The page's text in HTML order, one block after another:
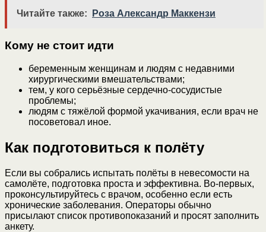
Читайте также: Роза Александр Маккензи
Кому не стоит идти
беременным женщинам и людям с недавними
хирургическими вмешательствами;
тем, у кого серьёзные сердечно-сосудистые
проблемы;
людям с тяжёлой формой укачивания, если врач не
посоветовал иное.
Как подготовиться к полёту
Если вы собрались испытать полёты в невесомости на
самолёте, подготовка проста и эффективна. Во-первых,
проконсультируйтесь с врачом, особенно если есть
хронические заболевания. Операторы обычно
присылают список противопоказаний и просят заполнить
анкету.